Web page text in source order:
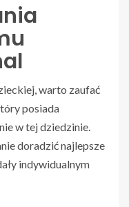
warto zaufać
posiada
w tej dziedzinie.
doradzić najlepsze
indywidualnym